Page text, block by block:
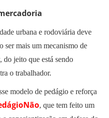
urbana e rodoviária deve
ser mais um mecanismo de
do jeito que está sendo
o trabalhador.
modelo de pedágio e reforça
, que tem feito um